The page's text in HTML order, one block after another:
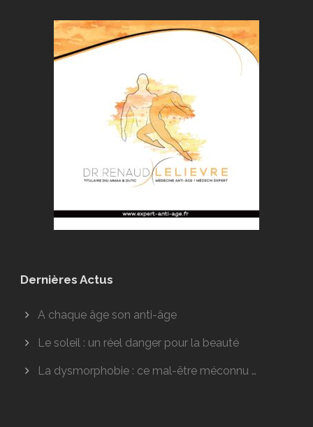
Dernières Actus
A chaque âge son anti-âge
Le soleil : un réel danger pour la beauté
La dysmorphobie : ce mal-être méconnu …